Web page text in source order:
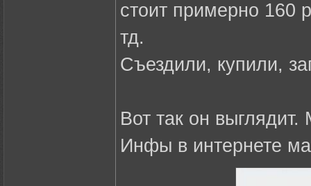
стоит примерно 160
тд.
Съездили, купили,
Вот так он
Инфы в интернете